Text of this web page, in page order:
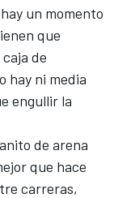
un momento
que
de
hay ni media
engullir la
de arena
que hace
carreras,